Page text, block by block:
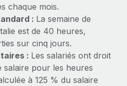
international
déménagement de vos
sociaux
de Remote :
d'aider les entreprises de
et payer...
chaque mois.
: La semaine de
est de 40 heures,
sur cinq jours.
: Les salariés ont droit
salaire pour les heures
à 125 % du salaire